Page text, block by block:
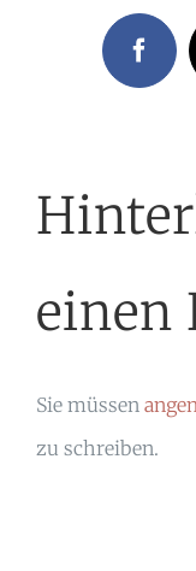
einen
Sie müssen
zu schreiben.